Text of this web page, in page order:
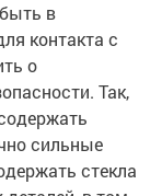
в
контакта с
о
Так,
сильные
стекла